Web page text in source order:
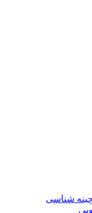
شناسی